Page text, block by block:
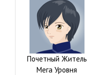
Почетный Житель
Мега Уровня